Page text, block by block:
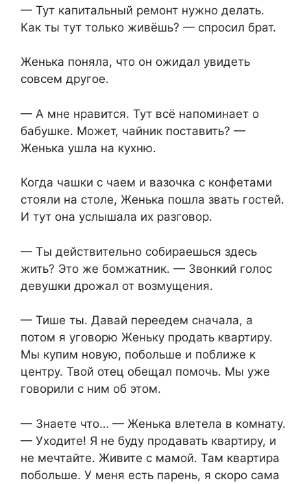
— Тут капитальный ремонт нужно делать.
Как ты тут только живёшь? — спросил брат.
Женька поняла, что он ожидал увидеть
совсем другое.
— А мне нравится. Тут всё напоминает о
бабушке. Может, чайник поставить? —
Женька ушла на кухню.
Когда чашки с чаем и вазочка с конфетами
стояли на столе, Женька пошла звать гостей.
И тут она услышала их разговор.
— Ты действительно собираешься здесь
жить? Это же бомжатник. — Звонкий голос
девушки дрожал от возмущения.
— Тише ты. Давай переедем сначала, а
потом я уговорю Женьку продать квартиру.
Мы купим новую, побольше и поближе к
центру. Твой отец обещал помочь. Мы уже
говорили с ним об этом.
— Знаете что… — Женька влетела в комнату.
— Уходите! Я не буду продавать квартиру, и
не мечтайте. Живите с мамой. Там квартира
побольше. У меня есть парень, я скоро сама